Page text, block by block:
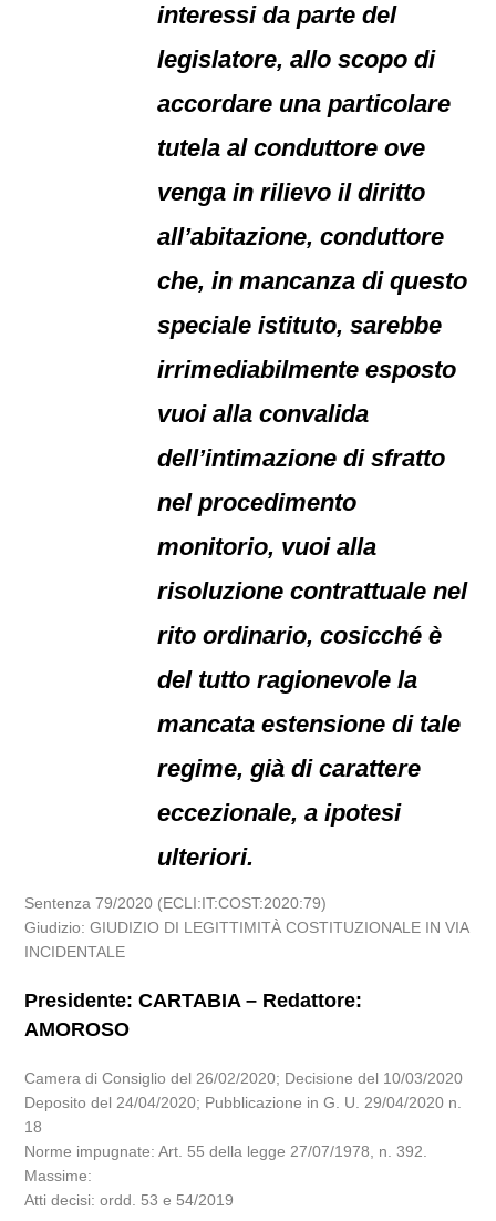
interessi da parte del
legislatore, allo scopo di
accordare una particolare
tutela al conduttore ove
venga in rilievo il diritto
all’abitazione, conduttore
che, in mancanza di questo
speciale istituto, sarebbe
irrimediabilmente esposto
vuoi alla convalida
dell’intimazione di sfratto
nel procedimento
monitorio, vuoi alla
risoluzione contrattuale nel
rito ordinario, cosicché è
del tutto ragionevole la
mancata estensione di tale
regime, già di carattere
eccezionale, a ipotesi
ulteriori.
Sentenza 79/2020 (ECLI:IT:COST:2020:79)
Giudizio: GIUDIZIO DI LEGITTIMITÀ COSTITUZIONALE IN VIA
INCIDENTALE
Presidente: CARTABIA – Redattore:
AMOROSO
Camera di Consiglio del 26/02/2020; Decisione del 10/03/2020
Deposito del 24/04/2020; Pubblicazione in G. U. 29/04/2020 n.
18
Norme impugnate: Art. 55 della legge 27/07/1978, n. 392.
Massime:
Atti decisi: ordd. 53 e 54/2019